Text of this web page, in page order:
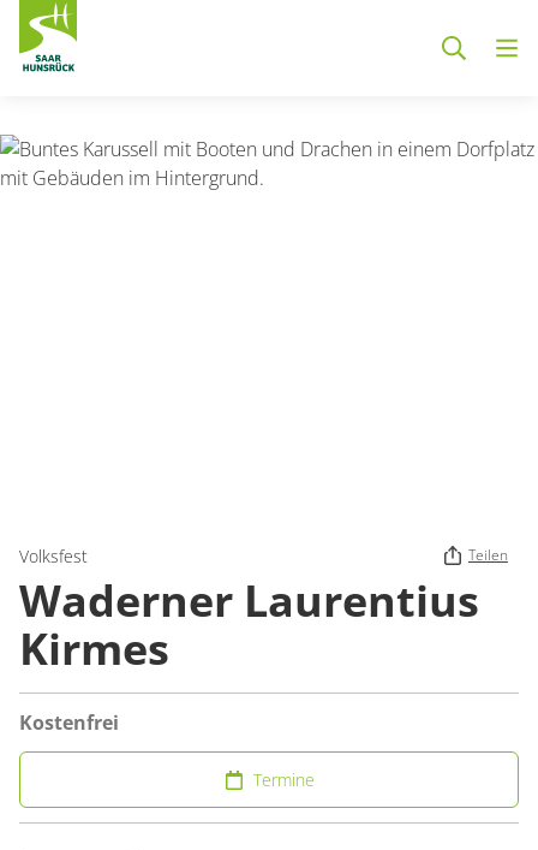
Volksfest Teilen
Waderner Laurentius
Kirmes
Kostenfrei
Termine